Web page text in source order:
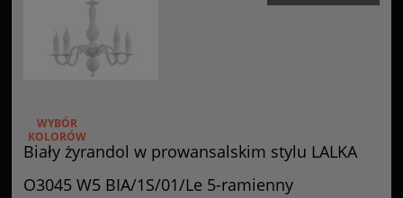
Biały żyrandol w prowansalskim stylu LALKA
O3045 W5 BIA/1S/01/Le 5-ramienny
WYBÓR
KOLORÓW